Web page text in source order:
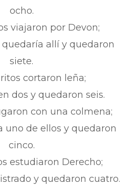
ocho.
viajaron por Devon;
allí y quedaron
siete.
cortaron leña;
dos y quedaron seis.
con una colmena;
uno de ellos y quedaron
cinco.
estudiaron Derecho;
y quedaron cuatro.